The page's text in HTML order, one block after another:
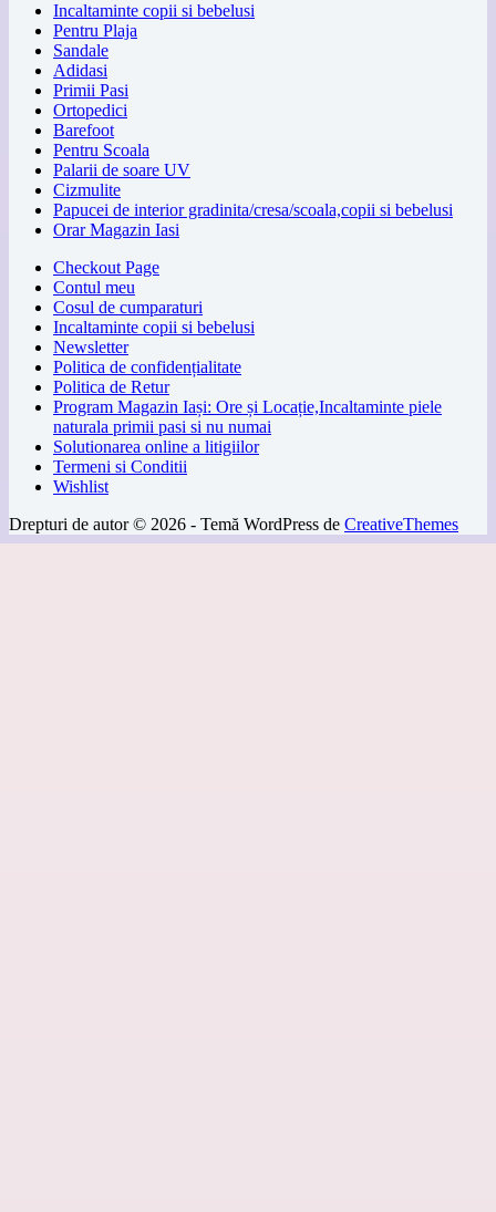
Incaltaminte copii si bebelusi
Pentru Plaja
Sandale
Adidasi
Primii Pasi
Ortopedici
Barefoot
Pentru Scoala
Palarii de soare UV
Cizmulite
Papucei de interior gradinita/cresa/scoala,copii si bebelusi
Orar Magazin Iasi
Checkout Page
Contul meu
Cosul de cumparaturi
Incaltaminte copii si bebelusi
Newsletter
Politica de confidențialitate
Politica de Retur
Program Magazin Iași: Ore și Locație,Incaltaminte piele
naturala primii pasi si nu numai
Solutionarea online a litigiilor
Termeni si Conditii
Wishlist
Drepturi de autor © 2026 - Temă WordPress de CreativeThemes